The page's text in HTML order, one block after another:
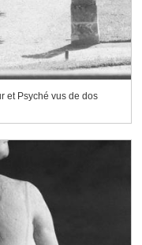
et Psyché vus de dos